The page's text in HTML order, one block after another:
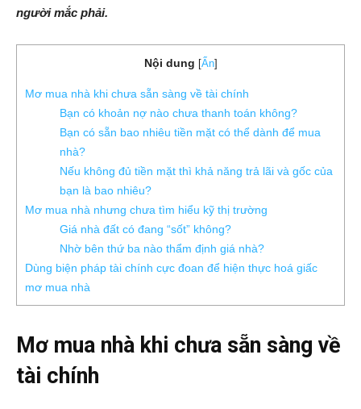
người mắc phải.
Nội dung [Ẩn]
Mơ mua nhà khi chưa sẵn sàng về tài chính
Bạn có khoản nợ nào chưa thanh toán không?
Bạn có sẵn bao nhiêu tiền mặt có thể dành để mua
nhà?
Nếu không đủ tiền mặt thì khả năng trả lãi và gốc của
bạn là bao nhiêu?
Mơ mua nhà nhưng chưa tìm hiểu kỹ thị trường
Giá nhà đất có đang “sốt” không?
Nhờ bên thứ ba nào thẩm định giá nhà?
Dùng biện pháp tài chính cực đoan để hiện thực hoá giấc
mơ mua nhà
Mơ mua nhà khi chưa sẵn sàng về
tài chính